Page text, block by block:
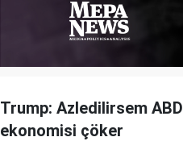
Trump: Azledilirsem ABD
ekonomisi çöker